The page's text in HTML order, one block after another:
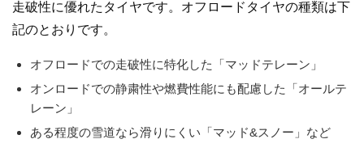
走破性に優れたタイヤです。オフロードタイヤの種類は下
記のとおりです。
オフロードでの走破性に特化した「マッドテレーン」
オンロードでの静粛性や燃費性能にも配慮した「オールテ
レーン」
ある程度の雪道なら滑りにくい「マッド&スノー」など